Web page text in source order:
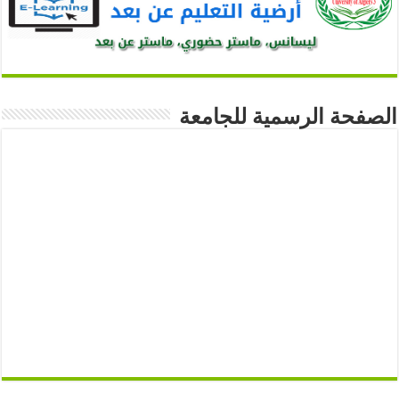
الصفحة الرسمية للجامعة